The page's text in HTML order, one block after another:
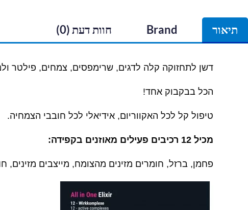
תיאור Brand חוות דעת (0)
דשן לתחזוקה קלה לדגים, שרימפסים, צמחים, פילטר
הכל בבקבוק אחד!
טיפול קל לכל האקווריום, אידיאלי לכל חובבי הצמחיה.
מכיל 12 רכיבים פעילים מאוזנים בקפידה :
פחמן, ברזל, חומרים מזינים מהצומח, מייצבים מזינים,